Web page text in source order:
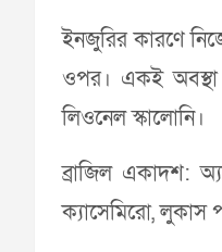
ইনজুরির কারণে
ওপর। একই অবস্থা
লিওনেল স্কালোনি।
ব্রাজিল একাদশ:
ক্যাসেমিরো, লুকাস